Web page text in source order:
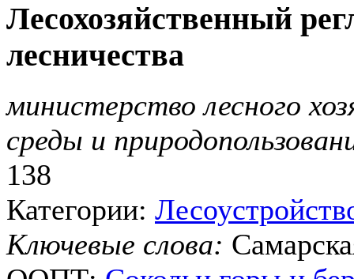
Лесохозяйственный
лесничества
министерство лесного
среды и
138
Категории:
Ключевые слова: